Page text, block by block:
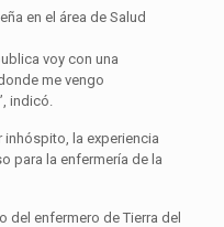
en el área de Salud
voy con una
me vengo
indicó.
inhóspito, la experiencia
para la enfermería de la
del enfermero de Tierra del